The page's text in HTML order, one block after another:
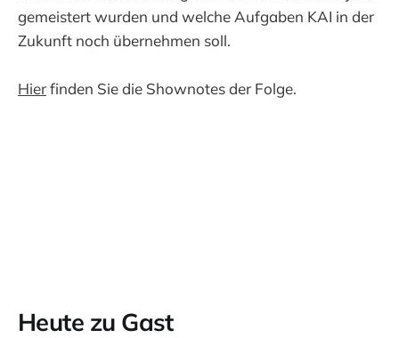
gemeistert wurden und welche Aufgaben KAI in der
Zukunft noch übernehmen soll.
Hierfinden Sie die Shownotes der Folge.
Heute zu Gast